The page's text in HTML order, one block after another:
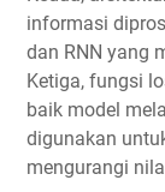
informasi
dan RNN yang
Ketiga, fungsi
baik model
digunakan
mengurangi